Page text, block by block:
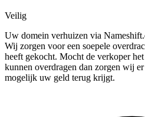
Veilig
Uw domein verhuizen via
Wij zorgen voor een soepele
heeft gekocht. Mocht de verkoper
kunnen overdragen dan zorgen wij
mogelijk uw geld terug krijgt.